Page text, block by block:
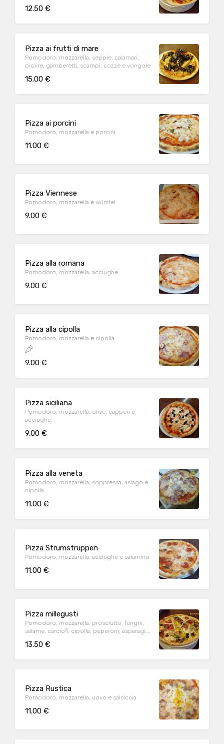
12.50 €
Pizza ai frutti di mare
Pomodoro, mozzarella, seppie, calamari,
piovre, gamberetti, scampi, cozze e vongole
15.00 €
Pizza ai porcini
Pomodoro, mozzarella e porcini
11.00 €
Pizza Viennese
Pomodoro, mozzarella e würstel
9.00 €
Pizza alla romana
Pomodoro, mozzarella, acciughe
9.00 €
Pizza alla cipolla
Pomodoro, mozzarella e cipolla
9.00 €
Pizza siciliana
Pomodoro, mozzarella, olive, capperi e
acciughe
9.00 €
Pizza alla veneta
Pomodoro, mozzarella, soppressa, asiago e
cipolla
11.00 €
Pizza Strumstruppen
Pomodoro, mozzarella, acciughe e salamino
11.00 €
Pizza millegusti
Pomodoro, mozzarella, prosciutto, funghi,
salame, carciofi, cipolla, peperoni, asparagi,
13.50 €
Pizza Rustica
Pomodoro, mozzarella, uovo e salsiccia
11.00 €